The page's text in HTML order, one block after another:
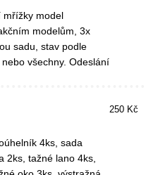
mřížky model
modelům, 3x
sadu, stav podle
všechny. Odeslání
4ks, sada
2ks, tažné lano 4ks,
250 Kč